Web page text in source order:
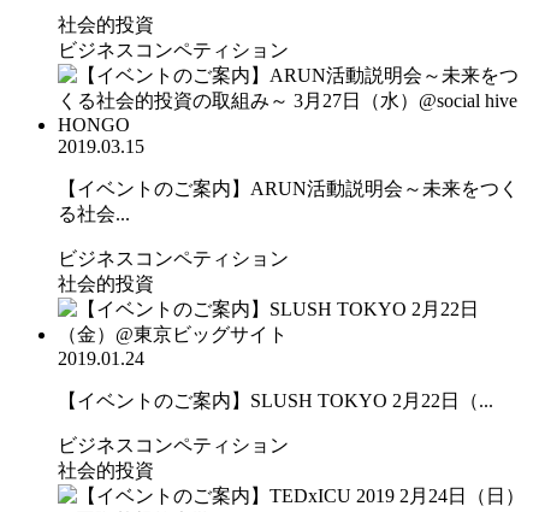
社会的投資
ビジネスコンペティション
2019.03.15
【イベントのご案内】ARUN活動説明会～未来をつく
る社会...
ビジネスコンペティション
社会的投資
2019.01.24
【イベントのご案内】SLUSH TOKYO 2月22日（...
ビジネスコンペティション
社会的投資